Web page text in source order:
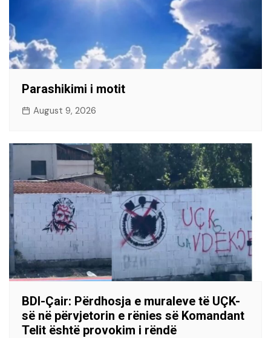
Parashikimi i motit
August 9, 2026
BDI-Çair: Përdhosja e muraleve të UÇK-
së në përvjetorin e rënies së Komandant
Telit është provokim i rëndë